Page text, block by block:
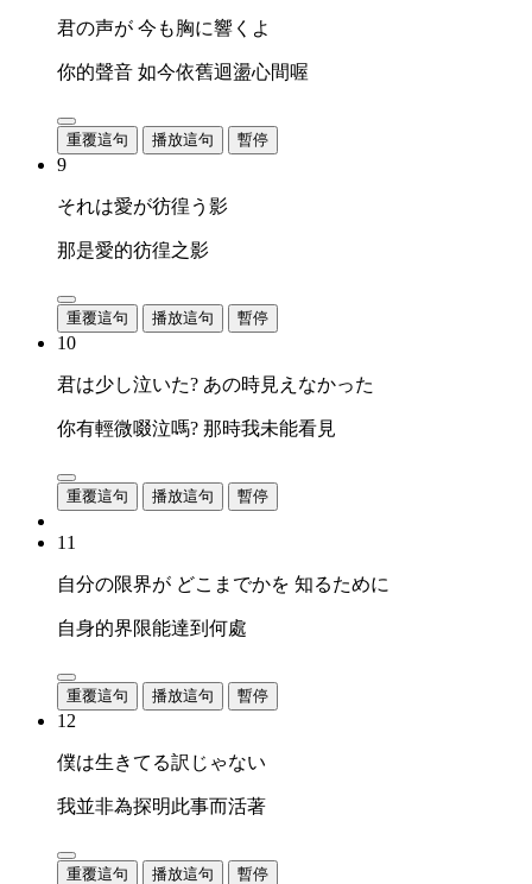
君の声が 今も胸に響くよ
你的聲音 如今依舊迴盪心間喔
重覆這句 播放這句 暫停
9
それは愛が彷徨う影
那是愛的彷徨之影
重覆這句 播放這句 暫停
10
君は少し泣いた? あの時見えなかった
你有輕微啜泣嗎? 那時我未能看見
重覆這句 播放這句 暫停
11
自分の限界が どこまでかを 知るために
自身的界限能達到何處
重覆這句 播放這句 暫停
12
僕は生きてる訳じゃない
我並非為探明此事而活著
重覆這句 播放這句 暫停